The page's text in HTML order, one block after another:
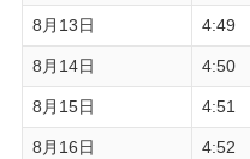
8月13日 4:49
8月14日 4:50
8月15日 4:51
8月16日 4:52